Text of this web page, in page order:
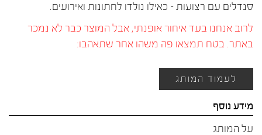
סנדלים עם רצועות – כאילו נולדו לחתונות ואירועים.
לרוב אנחנו בעד איחור אופנתי, אבל המוצר כבר לא נמכר
באתר. בטח תמצאו פה משהו אחר שתאהבו:
לעמוד המותג
מידע נוסף
על המותג